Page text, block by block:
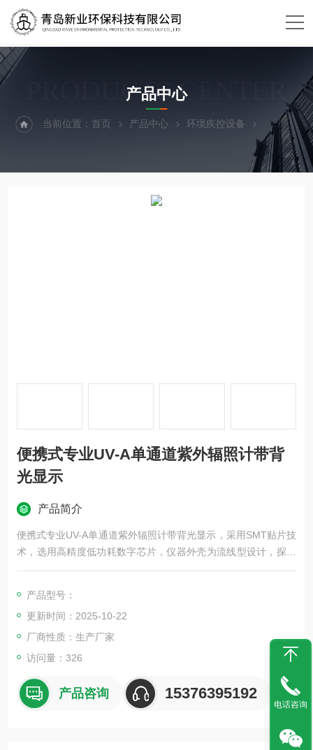
PRODUCTS CENTER
产品中心
当前位置：首页 产品中心 环境疾控设备 辐照计
便携式专业UV-A单通道紫外辐照计带背
光显示
产品简介
便携式专业UV-A单通道紫外辐照计带背光显示，采用SMT贴片技
术，选用高精度低功耗数字芯片，仪器外壳为流线型设计，探测
器经过严格的光谱及角度特性校正，性能稳定，适用性强。适用
刻等领域的紫外辐照度测量工作。
产品型号：
更新时间：2025-10-22
厂商性质：生产厂家
访问量：326
产品咨询 15376395192
电话咨询